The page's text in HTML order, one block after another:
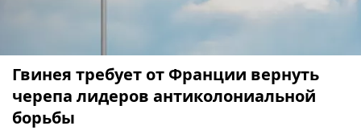
Гвинея требует от Франции вернуть
черепа лидеров антиколониальной
борьбы